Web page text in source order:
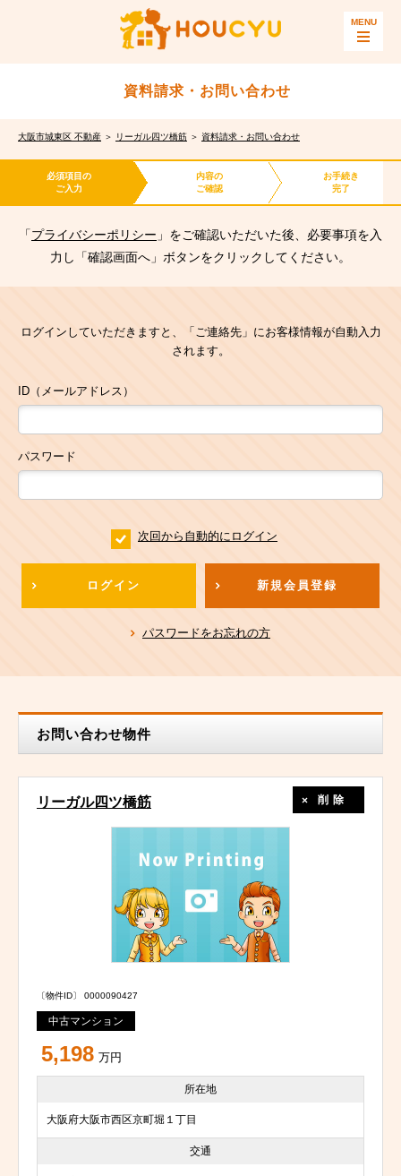
資料請求・お問い合わせ
大阪市城東区 不動産 ＞ リーガル四ツ橋筋 ＞ 資料請求・お問い合わせ
必須項目の
ご入力
内容の
ご確認
お手続き
完了
「プライバシーポリシー 」をご確認いただいた後、必要事項を入
力し「確認画面へ」ボタンをクリックしてください。
ログインしていただきますと、「ご連絡先」にお客様情報が自動入力
されます。
ID（メールアドレス）
パスワード
次回から自動的にログイン
ログイン 新規会員登録
パスワードをお忘れの方
お問い合わせ物件
リーガル四ツ橋筋 削除
〔物件ID〕 0000090427
中古マンション
5,198 万円
所在地
大阪府大阪市西区京町堀１丁目
交通